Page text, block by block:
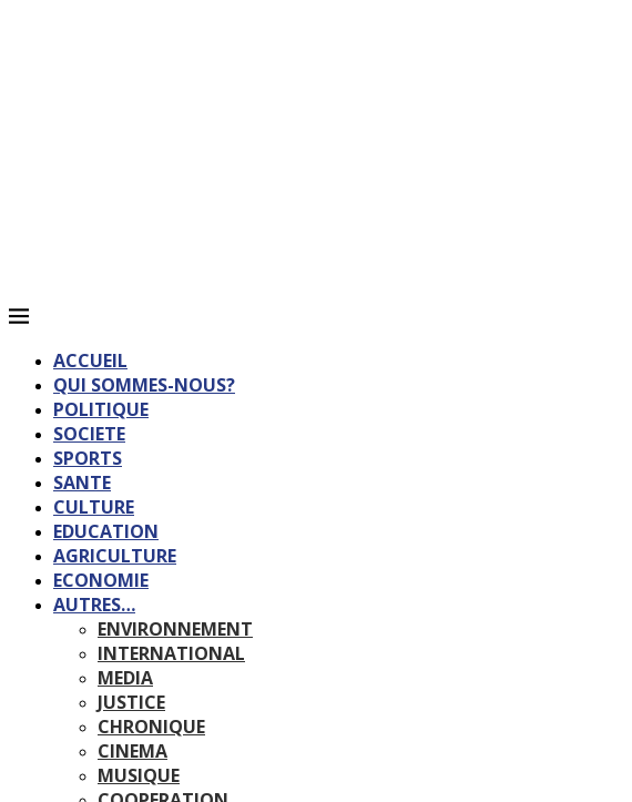
ACCUEIL
QUI SOMMES-NOUS?
POLITIQUE
SOCIETE
SPORTS
SANTE
CULTURE
EDUCATION
AGRICULTURE
ECONOMIE
AUTRES…
ENVIRONNEMENT
INTERNATIONAL
MEDIA
JUSTICE
CHRONIQUE
CINEMA
MUSIQUE